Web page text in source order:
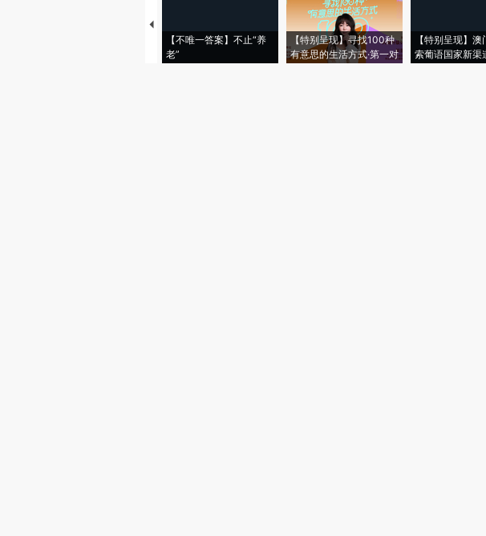
【不唯一答案】不止“养
老”
【特别呈现】寻找100种
有意思的生活方式·第一对
【特别呈现】
索葡语国家新渠